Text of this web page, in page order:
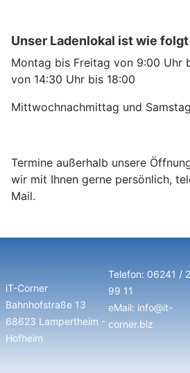
Unser Ladenlokal ist wie
Montag bis Freitag von 9:00 Uhr
von 14:30 Uhr bis 18:00
Mittwochnachmittag und
Termine außerhalb unsere
wir mit Ihnen gerne persönlich,
Mail.
iT-Corner
Bahnhofstraße 13
68623 Lampertheim -
Hofheim
Telefon: 06241 /
99 11
eMail: info@it-
corner.biz